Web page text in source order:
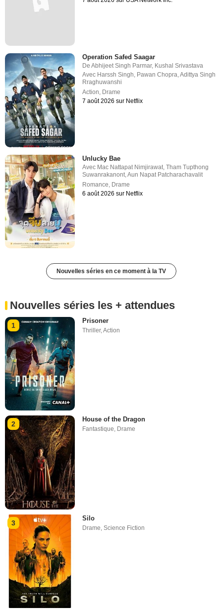
Operation Safed Saagar
DeAbhijeet Singh Parmar, Kushal Srivastava
Avec Harssh Singh, Pawan Chopra,Adittya Singh
Rraghuwanshi
Action, Drame
7 août 2026 sur Netflix
Unlucky Bae
Avec Mac Nattapat Nimjirawat ,Tham Tupthong
Suwanrakanont ,Aun Napat Patcharachavalit
Romance Drame
6 août 2026 sur Netflix
Nouvelles séries en ce moment à la TV
Nouvelles séries les + attendues
1
Prisoner
Thriller,Action
2
House of the Dragon
Fantastique, Drame
3
Silo
Drame ,Science Fiction